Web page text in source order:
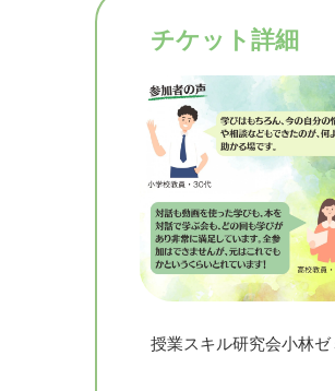
チケット詳細
授業スキル研究会小林ゼ